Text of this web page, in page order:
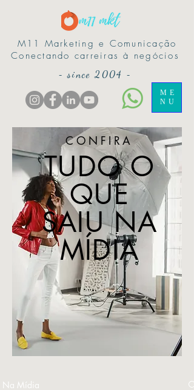
M11 Marketing e Comunicação
Conectando carreiras à negócios
ME
NU
-since 2004 -
CONFIRA
TUDO O
QUE
SAIU NA
MÍDIA
Na Mídia